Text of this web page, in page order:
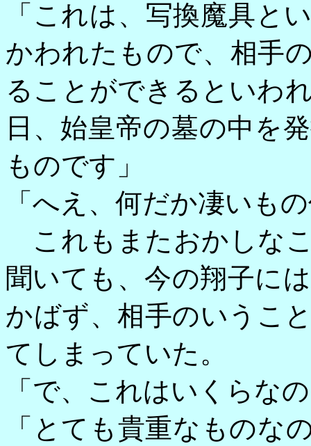
「これは、写換魔具と
かわれたもので、相手
ることができるといわ
日、始皇帝の墓の中を
ものです」
「へえ、何だか凄いも
これもまたおかしな
聞いても、今の翔子に
かばず、相手のいうこ
てしまっていた。
「で、これはいくらな
「とても貴重なものな